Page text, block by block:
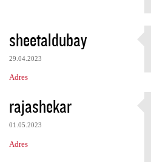
sheetaldubay
29.04.2023
Adres
rajashekar
01.05.2023
Adres